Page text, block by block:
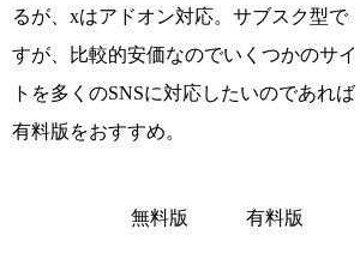
るが、xはアドオン対応。サブスク型で
すが、比較的安価なのでいくつかのサイ
トを多くのSNSに対応したいのであれば
有料版をおすすめ。
無料版 有料版